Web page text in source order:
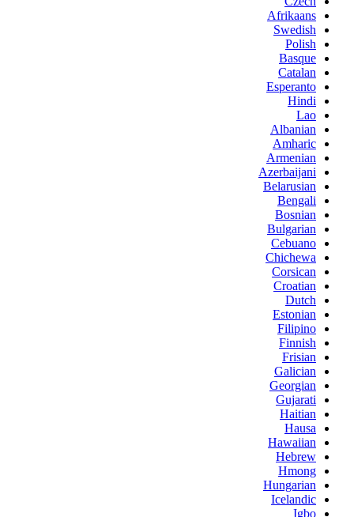
Afrikaans
Swedish
Polish
Basque
Catalan
Esperanto
Hindi
Lao
Albanian
Amharic
Armenian
Azerbaijani
Belarusian
Bengali
Bosnian
Bulgarian
Cebuano
Chichewa
Corsican
Croatian
Dutch
Estonian
Filipino
Finnish
Frisian
Galician
Georgian
Gujarati
Haitian
Hausa
Hawaiian
Hebrew
Hmong
Hungarian
Icelandic
Igbo